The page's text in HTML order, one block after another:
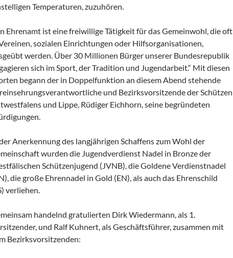
Temperaturen, zuzuhören.
Ehrenamt ist eine freiwillige Tätigkeit für das Gemeinwohl, die oft
sozialen Einrichtungen oder Hilfsorganisationen,
werden. Über 30 Millionen Bürger unserer Bundesrepublik
sich im Sport, der Tradition und Jugendarbeit.“ Mit diesen
begann der in Doppelfunktion an diesem Abend stehende
und Bezirksvorsitzende der Schützen
und Lippe, Rüdiger Eichhorn, seine begründeten
Anerkennung des langjährigen Schaffens zum Wohl der
wurden die Jugendverdienst Nadel in Bronze der
Schützenjugend (JVNB), die Goldene Verdienstnadel
die große Ehrennadel in Gold (EN), als auch das Ehrenschild
verliehen.
handelnd gratulierten Dirk Wiedermann, als 1.
und Ralf Kuhnert, als Geschäftsführer, zusammen mit
Bezirksvorsitzenden: